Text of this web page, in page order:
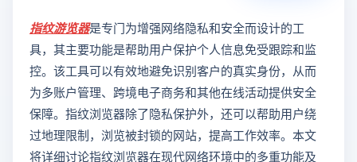
指纹游览器是专门为增强网络隐私和安全而设计的工
具，其主要功能是帮助用户保护个人信息免受跟踪和监
控。该工具可以有效地避免识别客户的真实身份，从而
为多账户管理、跨境电子商务和其他在线活动提供安全
保障。指纹浏览器除了隐私保护外，还可以帮助用户绕
过地理限制，浏览被封锁的网站，提高工作效率。本文
将详细讨论指纹浏览器在现代网络环境中的多重功能及